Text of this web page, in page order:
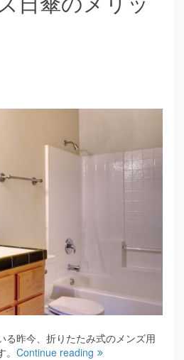
る昨今、折りたたみ式のメンズ用
Continue reading